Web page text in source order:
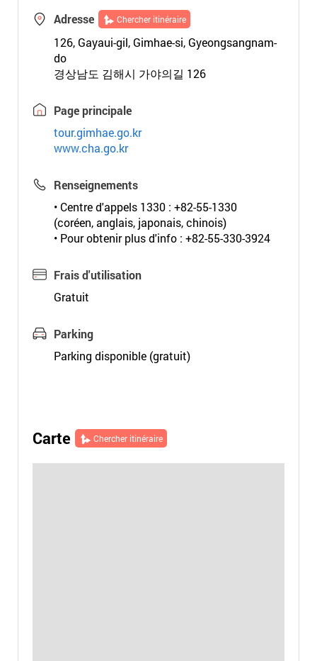
Adresse Chercher itinéraire
126, Gayaui-gil, Gimhae-si, Gyeongsangnam-
do
경상남도 김해시 가야의길 126
Page principale
tour.gimhae.go.kr
www.cha.go.kr
Renseignements
• Centre d'appels 1330 : +82-55-1330
(coréen, anglais, japonais, chinois)
• Pour obtenir plus d'info : +82-55-330-3924
Frais d'utilisation
Gratuit
Parking
Parking disponible (gratuit)
Carte Chercher itinéraire